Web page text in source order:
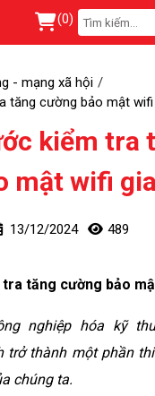
(0)
- mạng xã hội
tăng cường bảo mật wifi
kiểm tra
mật wifi
13/12/2024 489
tra tăng cường bảo
nghiệp hóa kỹ
thành một phần
chúng ta.